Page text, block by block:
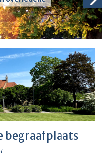
begraafplaats